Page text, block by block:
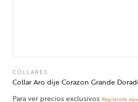
COLLARES
Collar Aro dije Corazon Grande
Para ver precios exclusivos Regístrate